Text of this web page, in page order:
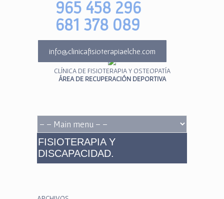
965 458 296
681 378 089
info@clinicafisioterapiaelche.com
CLÍNICA DE FISIOTERAPIA Y OSTEOPATÍA
ÁREA DE RECUPERACIÓN DEPORTIVA
FISIOTERAPIA Y
DISCAPACIDAD.